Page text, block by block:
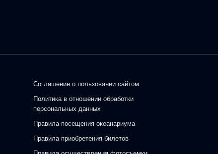
Соглашение о пользовании сайтом
Политика в отношении обработки
персональных данных
Правила посещения океанариума
Правила приобретения билетов